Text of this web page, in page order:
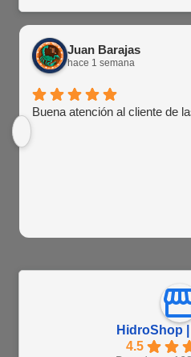
Juan Barajas
hace 1 semana
Buena atención al cliente de
HidroShop
4.5